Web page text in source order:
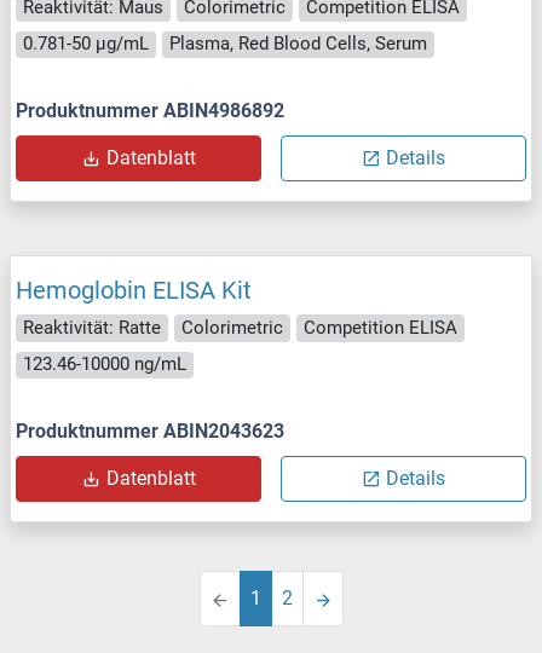
Reaktivität: Maus Colorimetric
Competition ELISA
0.781-50 μg/mL
Plasma, Red Blood Cells, Serum
Produktnummer ABIN4986892
Datenblatt Details
Hemoglobin ELISA Kit
Reaktivität: Ratte Colorimetric
Competition ELISA
123.46-10000 ng/mL
Produktnummer ABIN2043623
Datenblatt Details
1 2